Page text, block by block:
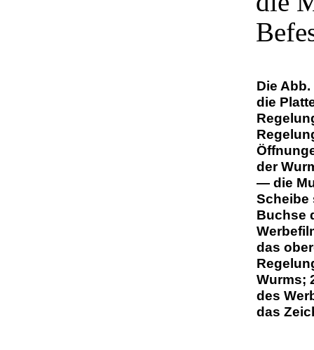
Die
die
der
— die
Scheibe
Buchse
das
Wurms;
des
das